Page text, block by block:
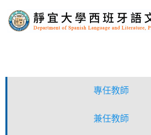
到
主
專任教師
兼任教師